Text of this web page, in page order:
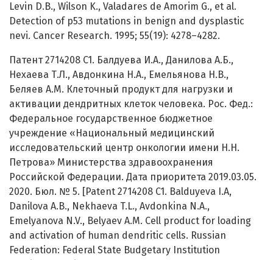
Levin D.B., Wilson K., Valadares de Amorim G., et al.
Detection of p53 mutations in benign and dysplastic
nevi. Cancer Research. 1995; 55(19): 4278–4282.
Патент 2714208 C1. Балдуева И.А., Данилова А.Б.,
Нехаева Т.Л., Авдонкина Н.А., Емельянова Н.В.,
Беляев А.М. Клеточный продукт для нагрузки и
активации дендритных клеток человека. Рос. Фед.:
Федеральное государственное бюджетное
учреждение «Национальный медицинский
исследовательский центр онкологии имени Н.Н.
Петрова» Министерства здравоохранения
Российской Федерации. Дата приоритета 2019.03.05.
2020. Бюл. № 5. [Patent 2714208 C1. Balduyeva I.A,
Danilova A.B., Nekhaeva T.L., Avdonkina N.A.,
Emelyanova N.V., Belyaev A.M. Cell product for loading
and activation of human dendritic cells. Russian
Federation: Federal State Budgetary Institution